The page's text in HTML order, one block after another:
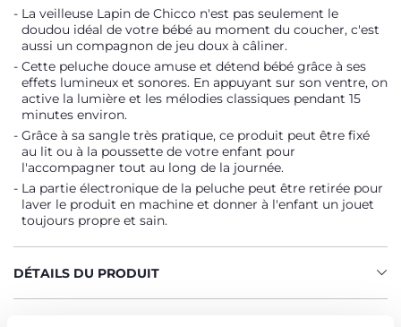
La veilleuse Lapin de Chicco n'est pas seulement le
doudou idéal de votre bébé au moment du coucher, c'est
aussi un compagnon de jeu doux à câliner.
Cette peluche douce amuse et détend bébé grâce à ses
effets lumineux et sonores. En appuyant sur son ventre, on
active la lumière et les mélodies classiques pendant 15
minutes environ.
Grâce à sa sangle très pratique, ce produit peut être fixé
au lit ou à la poussette de votre enfant pour
l'accompagner tout au long de la journée.
La partie électronique de la peluche peut être retirée pour
laver le produit en machine et donner à l'enfant un jouet
toujours propre et sain.
DÉTAILS DU PRODUIT